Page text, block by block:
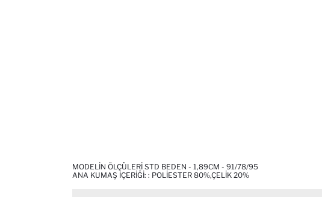
MODELIN ÖLÇÜLERI STD BEDEN - 1,89CM - 91/78/95
ANA KUMAŞ İÇERIĞI: : POLIESTER 80%,ÇELIK 20%